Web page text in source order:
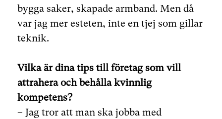
bygga saker, skapade armband. Men då
var jag mer esteten, inte en tjej som gillar
teknik.
Vilka är dina tips till företag som vill
attrahera och behålla kvinnlig
kompetens?
– Jag tror att man ska jobba med